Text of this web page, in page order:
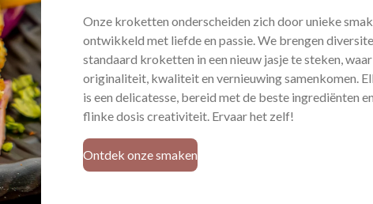
Onze kroketten onderscheiden zich door unieke
ontwikkeld met liefde en passie. We brengen
standaard kroketten in een nieuw jasje te steken,
originaliteit, kwaliteit en vernieuwing samenkomen.
is een delicatesse, bereid met de beste ingrediënten
flinke dosis creativiteit. Ervaar het zelf!
Ontdek onze smaken